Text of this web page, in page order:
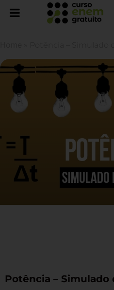
Potência – Simulado